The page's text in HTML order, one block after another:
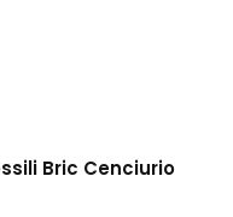
Bric Cenciurio